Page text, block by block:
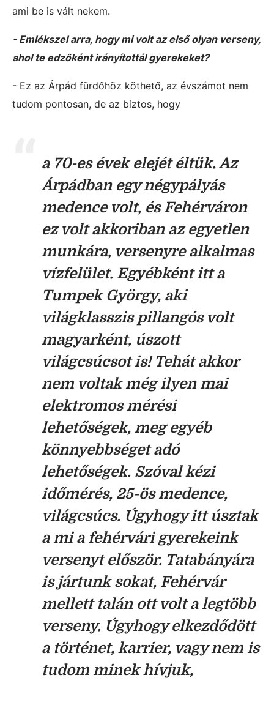
ami be is vált nekem.
- Emlékszel arra, hogy mi volt az első olyan verseny,
ahol te edzőként irányítottál gyerekeket?
- Ez az Árpád fürdőhöz köthető, az évszámot nem
tudom pontosan, de az biztos, hogy
a 70-es évek elejét éltük. Az
Árpádban egy négypályás
medence volt, és Fehérváron
ez volt akkoriban az egyetlen
munkára, versenyre alkalmas
vízfelület. Egyébként itt a
Tumpek György, aki
világklasszis pillangós volt
magyarként, úszott
világcsúcsot is! Tehát akkor
nem voltak még ilyen mai
elektromos mérési
lehetőségek, meg egyéb
könnyebbséget adó
lehetőségek. Szóval kézi
időmérés, 25-ös medence,
világcsúcs. Úgyhogy itt úsztak
a mi a fehérvári gyerekeink
versenyt először. Tatabányára
is jártunk sokat, Fehérvár
mellett talán ott volt a legtöbb
verseny. Úgyhogy elkezdődött
a történet, karrier, vagy nem is
tudom minek hívjuk,